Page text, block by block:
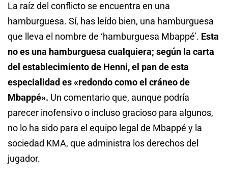
La raíz del conflicto se encuentra en una
hamburguesa. Sí, has leído bien, una hamburguesa
que lleva el nombre de ‘hamburguesa Mbappé’. Esta
no es una hamburguesa cualquiera; según la carta
del establecimiento de Henni, el pan de esta
especialidad es «redondo como el cráneo de
Mbappé». Un comentario que, aunque podría
parecer inofensivo o incluso gracioso para algunos,
no lo ha sido para el equipo legal de Mbappé y la
sociedad KMA, que administra los derechos del
jugador.